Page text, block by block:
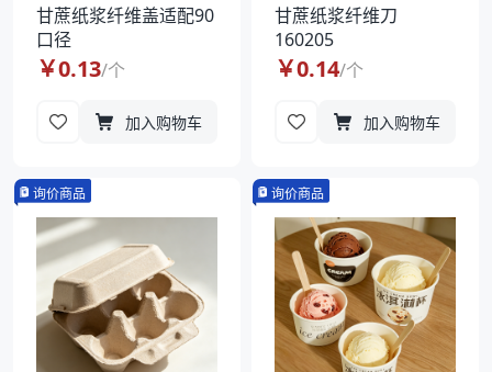
甘蔗纸浆纤维盖适配90
口径
￥0.13/个
加入购物车
甘蔗纸浆纤维刀
160205
￥0.14/个
加入购物车
询价商品 询价商品